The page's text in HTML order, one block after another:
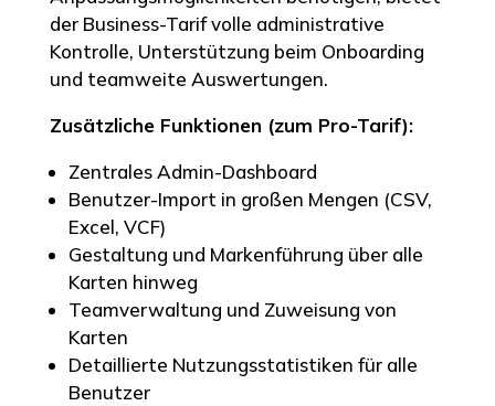
der Business-Tarif volle administrative
Kontrolle, Unterstützung beim Onboarding
und teamweite Auswertungen.
Zusätzliche Funktionen (zum Pro-Tarif):
Zentrales Admin-Dashboard
Benutzer-Import in großen Mengen (CSV,
Excel, VCF)
Gestaltung und Markenführung über alle
Karten hinweg
Teamverwaltung und Zuweisung von
Karten
Detaillierte Nutzungsstatistiken für alle
Benutzer